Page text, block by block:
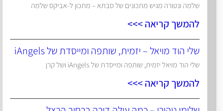
שלמה ונטורה מגיש מתכונים של סבתא – מתכון ל-אביקס שלמה
להמשך קריאה >>>
שלי הוד מויאל – יזמית, שותפה ומייסדת של iAngels
שלי הוד מויאל יזמית, שותפה ומייסדת של iAngels ושל קרן
להמשך קריאה >>>